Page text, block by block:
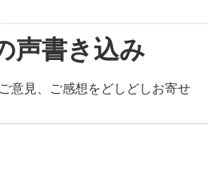
声書き込み
意見、ご感想をどしどしお寄せ